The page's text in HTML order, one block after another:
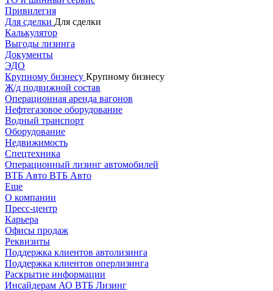
Привилегия
Для сделки Для сделки
Калькулятор
Выгоды лизинга
Документы
ЭДО
Крупному бизнесу Крупному бизнесу
Ж/д подвижной состав
Операционная аренда вагонов
Нефтегазовое оборудование
Водный транспорт
Оборудование
Недвижимость
Спецтехника
Операционный лизинг автомобилей
ВТБ Авто ВТБ Авто
Еще
О компании
Пресс-центр
Карьера
Офисы продаж
Реквизиты
Поддержка клиентов автолизинга
Поддержка клиентов оперлизинга
Раскрытие информации
Инсайдерам АО ВТБ Лизинг